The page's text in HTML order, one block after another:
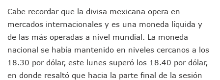
CEDHJ Señala Violaciones A Derechos De Víctima De
Ayutla Bajo Investigación Tras Reporte De Posible
Maleza Crece En Camellones De La Principal Avenida
Lluvias E Inundaciones No Detienen El Transporte Público
Bruno Blancas Reúne A Especialistas Para Analizar La
Entregan Aparato Auditivo A Don Juan Ramírez En Puerto
Juan Carlos Castro Realiza Asamblea Informativa En La
Cabe recordar que la divisa mexicana opera en
mercados internacionales y es una moneda líquida y
de las más operadas a nivel mundial. La moneda
nacional se había mantenido en niveles cercanos a los
18.30 por dólar, este lunes superó los 18.40 por dólar,
en donde resaltó que hacia la parte final de la sesión